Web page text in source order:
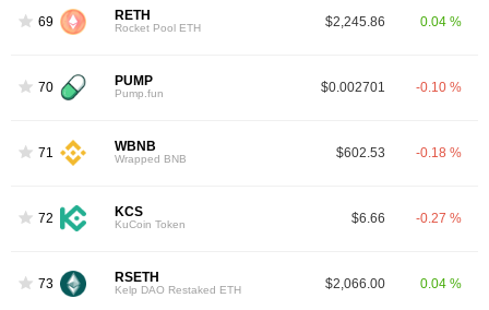
69 RETH
Rocket Pool ETH $2,245.86 0.04 %
70 PUMP
Pump.fun $0.002701 -0.10 %
71 WBNB
Wrapped BNB $602.53 -0.18 %
72 KCS
KuCoin Token $6.66 -0.27 %
73 RSETH
Kelp DAO Restaked ETH $2,066.00 0.04 %